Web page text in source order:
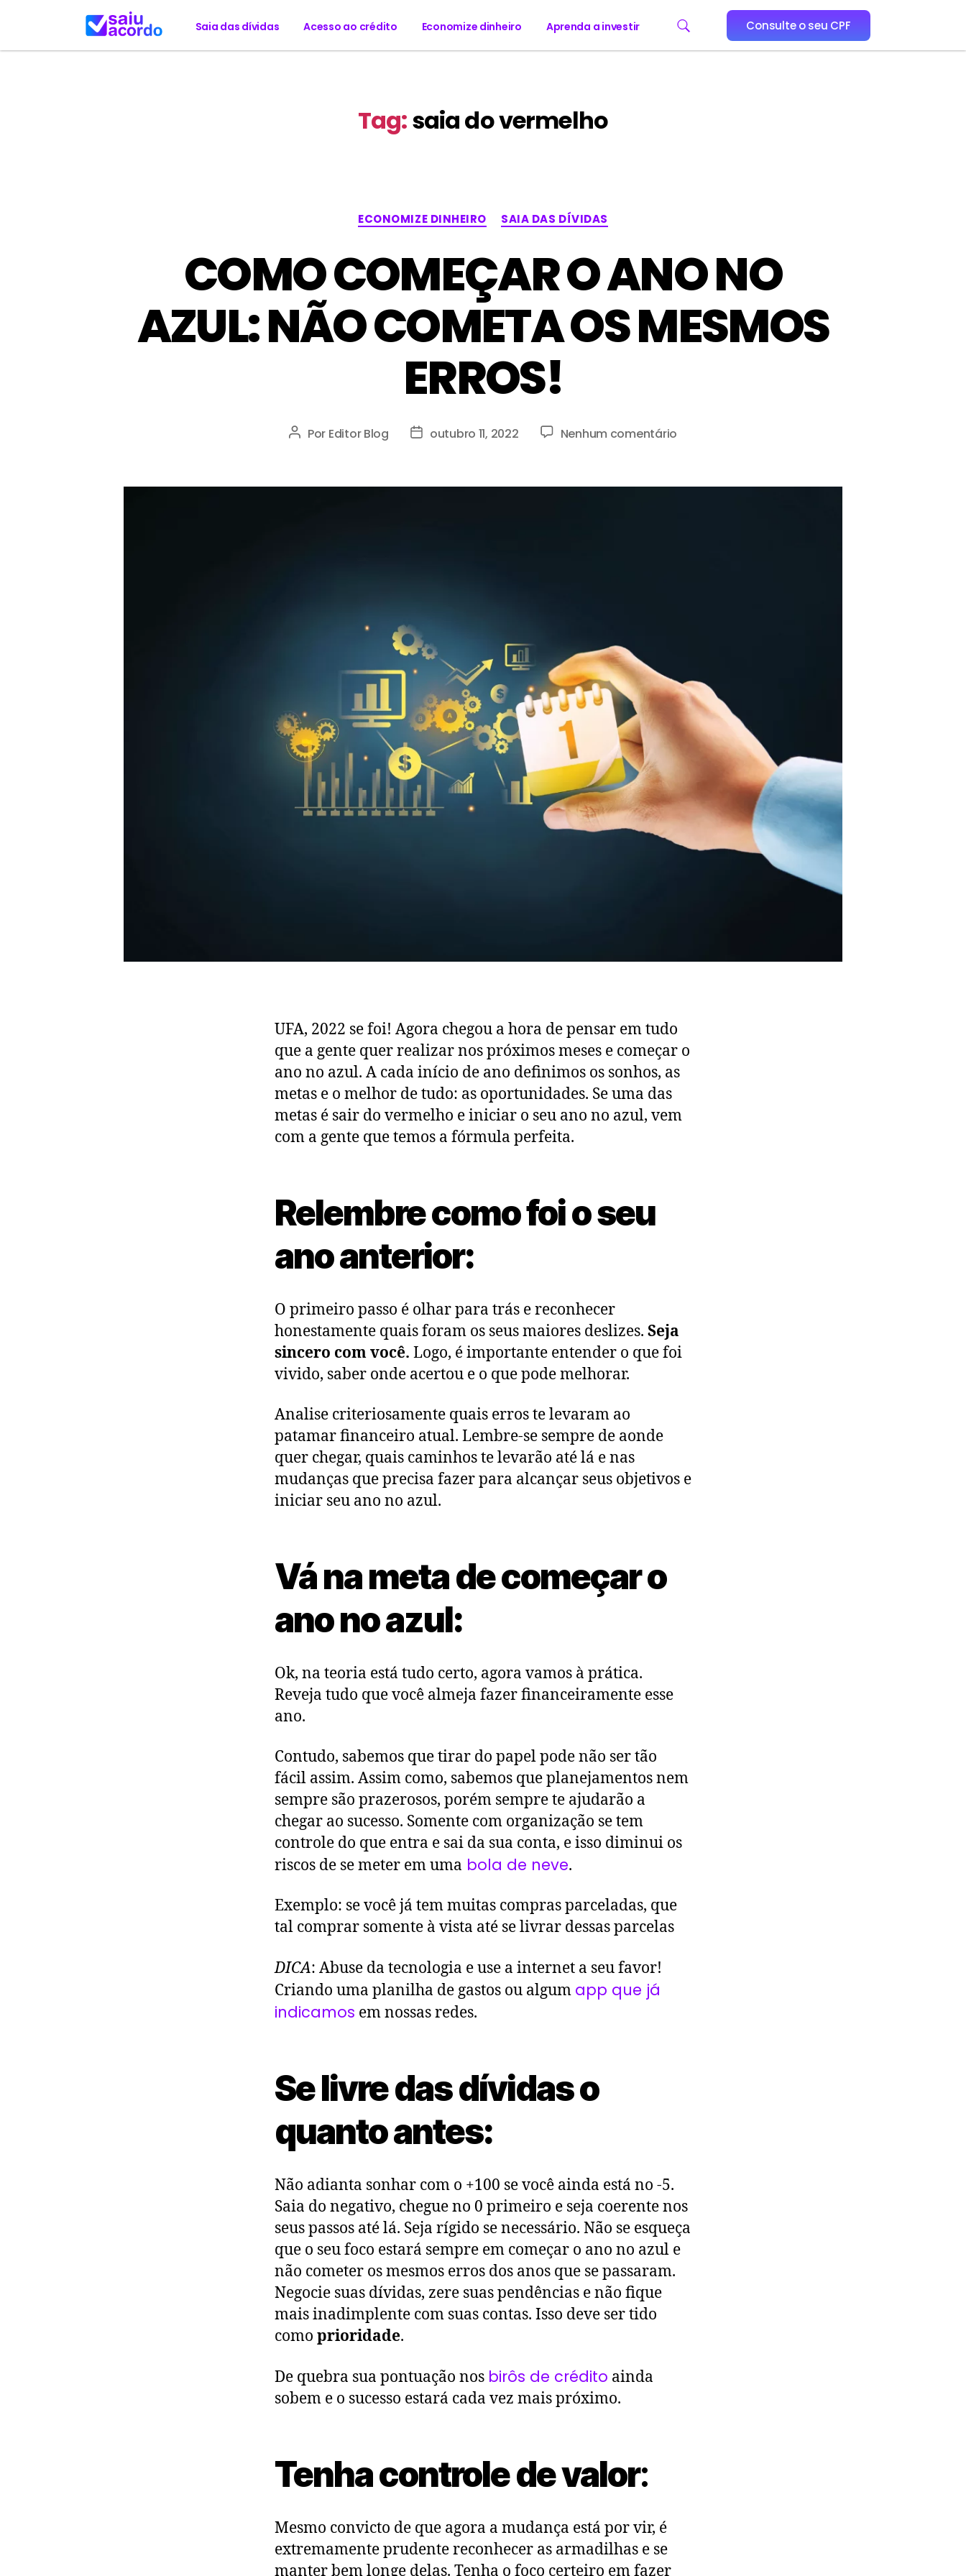
Saia das dívidas Acesso ao crédito Economize dinheiro Aprenda a investir Consulte o seu CPF
Tag:saia do vermelho
ECONOMIZE DINHEIRO SAIA DAS DÍVIDAS
COMO COMEÇAR O ANO NO
AZUL: NÃO COMETA OS MESMOS
ERROS!
Por Editor Blog outubro 11, 2022 Nenhum comentário
UFA, 2022 se foi! Agora chegou a hora de pensar em tudo
que a gente quer realizar nos próximos meses e começar o
ano no azul. A cada início de ano definimos os sonhos, as
metas e o melhor de tudo: as oportunidades. Se uma das
metas é sair do vermelho e iniciar o seu ano no azul, vem
com a gente que temos a fórmula perfeita.
Relembre como foi o seu
ano anterior:
O primeiro passo é olhar para trás e reconhecer
honestamente quais foram os seus maiores deslizes. Seja
sincero com você. Logo, é importante entender o que foi
vivido, saber onde acertou e o que pode melhorar.
Analise criteriosamente quais erros te levaram ao
patamar financeiro atual. Lembre-se sempre de aonde
quer chegar, quais caminhos te levarão até lá e nas
mudanças que precisa fazer para alcançar seus objetivos e
iniciar seu ano no azul.
Vá na meta de começar o
ano no azul:
Ok, na teoria está tudo certo, agora vamos à prática.
Reveja tudo que você almeja fazer financeiramente esse
ano.
Contudo, sabemos que tirar do papel pode não ser tão
fácil assim. Assim como, sabemos que planejamentos nem
sempre são prazerosos, porém sempre te ajudarão a
chegar ao sucesso. Somente com organização se tem
controle do que entra e sai da sua conta, e isso diminui os
riscos de se meter em uma bola de neve.
Exemplo: se você já tem muitas compras parceladas, que
tal comprar somente à vista até se livrar dessas parcelas
DICA: Abuse da tecnologia e use a internet a seu favor!
Criando uma planilha de gastos ou algum app que já
indicamos em nossas redes.
Se livre das dívidas o
quanto antes:
Não adianta sonhar com o +100 se você ainda está no -5.
Saia do negativo, chegue no 0 primeiro e seja coerente nos
seus passos até lá. Seja rígido se necessário. Não se esqueça
que o seu foco estará sempre em começar o ano no azul e
não cometer os mesmos erros dos anos que se passaram.
Negocie suas dívidas, zere suas pendências e não fique
mais inadimplente com suas contas. Isso deve ser tido
como prioridade.
De quebra sua pontuação nos birôs de crédito ainda
sobem e o sucesso estará cada vez mais próximo.
Tenha controle de valor:
Mesmo convicto de que agora a mudança está por vir, é
extremamente prudente reconhecer as armadilhas e se
manter bem longe delas. Tenha o foco certeiro em fazer